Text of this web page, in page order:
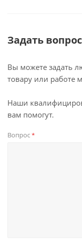
Задать вопрос
Вы можете задать
товару или работе
Наши
вам помогут.
Вопрос*